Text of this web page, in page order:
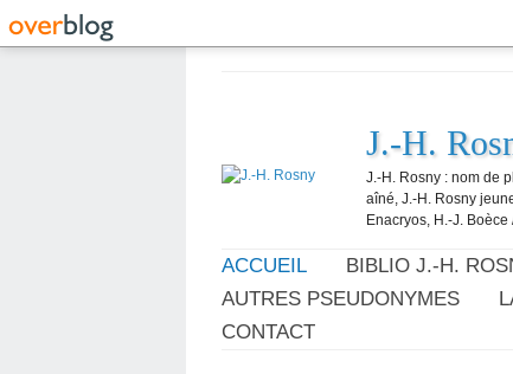
J.-H.
J.-H. Rosny : nom de
aîné, J.-H. Rosny
Enacryos, H.-J.
ACCUEIL BIBLIO J.-H.
AUTRES PSEUDONYMES
CONTACT